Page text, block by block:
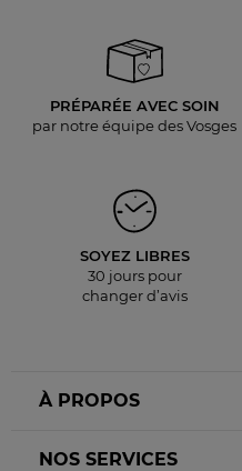
PRÉPARÉE AVEC SOIN
par notre équipe des Vosges
SOYEZ LIBRES
30 jours pour
changer d’avis
À PROPOS
NOS SERVICES